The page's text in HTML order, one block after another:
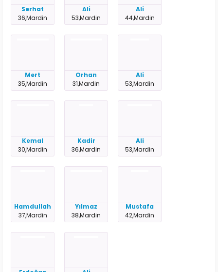
Serhat
36,Mardin
Ali
53,Mardin
Ali
44,Mardin
Mert
35,Mardin
Orhan
31,Mardin
Ali
53,Mardin
Kemal
30,Mardin
Kadir
36,Mardin
Ali
53,Mardin
Hamdullah
37,Mardin
Yılmaz
38,Mardin
Mustafa
42,Mardin